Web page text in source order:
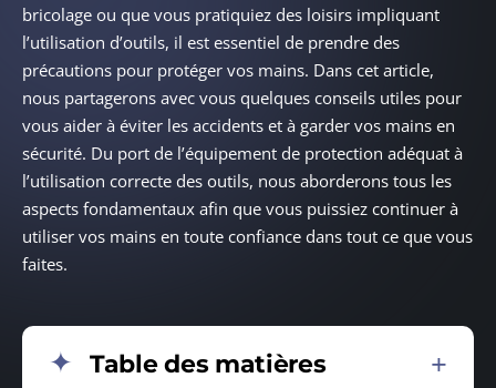
bricolage ou que vous pratiquiez des loisirs impliquant
l’utilisation d’outils, il est essentiel de prendre des
précautions pour protéger vos mains. Dans cet article,
nous partagerons avec vous quelques conseils utiles pour
vous aider à éviter les accidents et à garder vos mains en
sécurité. Du port de l’équipement de protection adéquat à
l’utilisation correcte des outils, nous aborderons tous les
aspects fondamentaux afin que vous puissiez continuer à
utiliser vos mains en toute confiance dans tout ce que vous
faites.
Table des matières